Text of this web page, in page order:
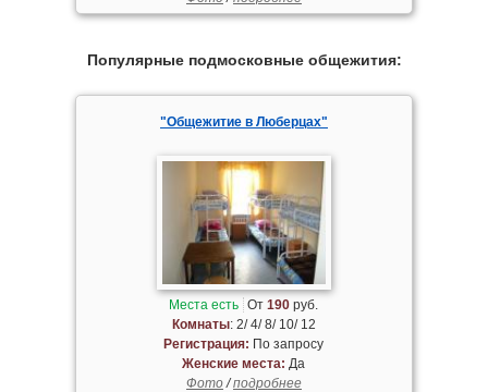
Популярные подмосковные общежития:
"Общежитие в Люберцах"
Места есть От190 руб.
Комнаты: 2/ 4/ 8/ 10/ 12
Регистрация: По запросу
Женские места: Да
Фото/подробнее